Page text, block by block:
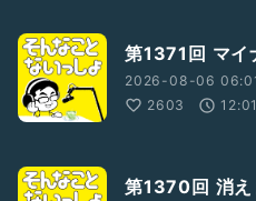
【そんないプロジェクトHP】
https://sonnai.com/
【ほしいものリスト】
ref_=wl_share
第1371回 マイ
2026-08-06
2603
12:01
第1370回 消え